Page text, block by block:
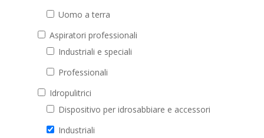
Uomo a terra
Aspiratori professionali
Industriali e speciali
Professionali
Idropulitrici
Dispositivo per idrosabbiare e accessori
Industriali